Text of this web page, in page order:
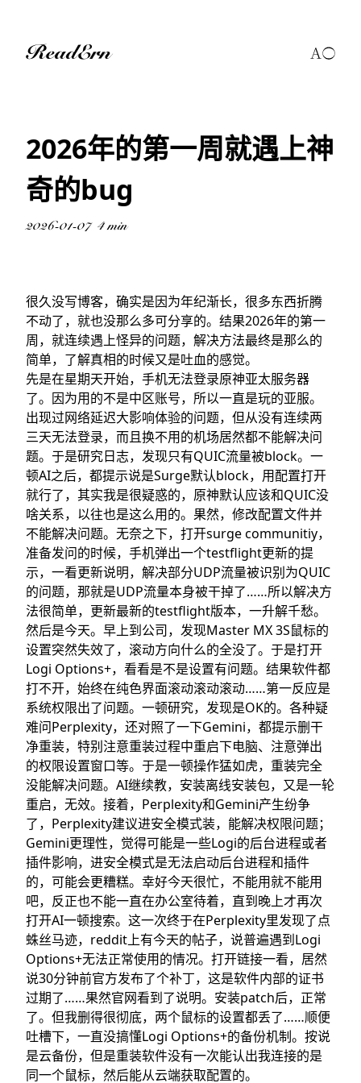
ReadErn
2026年的第一周就遇上神
奇的bug
2026-01-07 4 min
很久没写博客，确实是因为年纪渐长，很多东西折腾
不动了，就也没那么多可分享的。结果2026年的第一
周，就连续遇上怪异的问题，解决方法最终是那么的
简单，了解真相的时候又是吐血的感觉。
先是在星期天开始，手机无法登录原神亚太服务器
了。因为用的不是中区账号，所以一直是玩的亚服。
出现过网络延迟大影响体验的问题，但从没有连续两
三天无法登录，而且换不用的机场居然都不能解决问
题。于是研究日志，发现只有QUIC流量被block。一
顿AI之后，都提示说是Surge默认block，用配置打开
就行了，其实我是很疑惑的，原神默认应该和QUIC没
啥关系，以往也是这么用的。果然，修改配置文件并
不能解决问题。无奈之下，打开surge communitiy，
准备发问的时候，手机弹出一个testflight更新的提
示，一看更新说明，解决部分UDP流量被识别为QUIC
的问题，那就是UDP流量本身被干掉了……所以解决方
法很简单，更新最新的testflight版本，一升解千愁。
然后是今天。早上到公司，发现Master MX 3S鼠标的
设置突然失效了，滚动方向什么的全没了。于是打开
Logi Options+，看看是不是设置有问题。结果软件都
打不开，始终在纯色界面滚动滚动滚动……第一反应是
系统权限出了问题。一顿研究，发现是OK的。各种疑
难问Perplexity，还对照了一下Gemini，都提示删干
净重装，特别注意重装过程中重启下电脑、注意弹出
的权限设置窗口等。于是一顿操作猛如虎，重装完全
没能解决问题。AI继续教，安装离线安装包，又是一轮
重启，无效。接着，Perplexity和Gemini产生纷争
了，Perplexity建议进安全模式装，能解决权限问题；
Gemini更理性，觉得可能是一些Logi的后台进程或者
插件影响，进安全模式是无法启动后台进程和插件
的，可能会更糟糕。幸好今天很忙，不能用就不能用
吧，反正也不能一直在办公室待着，直到晚上才再次
打开AI一顿搜索。这一次终于在Perplexity里发现了点
蛛丝马迹，reddit上有今天的帖子，说普遍遇到Logi
Options+无法正常使用的情况。打开链接一看，居然
说30分钟前官方发布了个补丁，这是软件内部的证书
过期了……果然官网看到了说明。安装patch后，正常
了。但我删得很彻底，两个鼠标的设置都丢了……顺便
吐槽下，一直没搞懂Logi Options+的备份机制。按说
是云备份，但是重装软件没有一次能认出我连接的是
同一个鼠标，然后能从云端获取配置的。